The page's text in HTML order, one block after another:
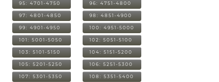
95: 4701-4750 96: 4751-4800
97: 4801-4850 98: 4851-4900
99: 4901-4950 100: 4951-5000
101: 5001-5050 102: 5051-5100
103: 5101-5150 104: 5151-5200
105: 5201-5250 106: 5251-5300
107: 5301-5350 108: 5351-5400